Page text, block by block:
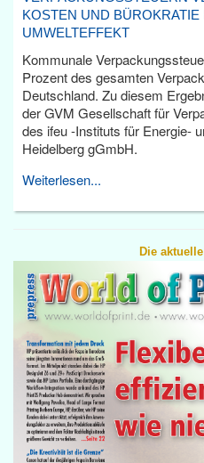
KOSTEN UND
UMWELTEFFEKT
Kommunale
Prozent des gesamten
Deutschland. Zu diesem
der GVM Gesellschaft für
des ifeu -Instituts für Energie-
Heidelberg gGmbH.
Weiterlesen...
Die